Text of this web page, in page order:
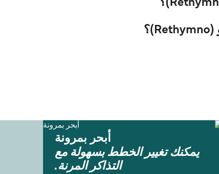
أبحر بمرونة
يمكنك تغيير الخطط بسهولة مع
التذاكر المرنة.